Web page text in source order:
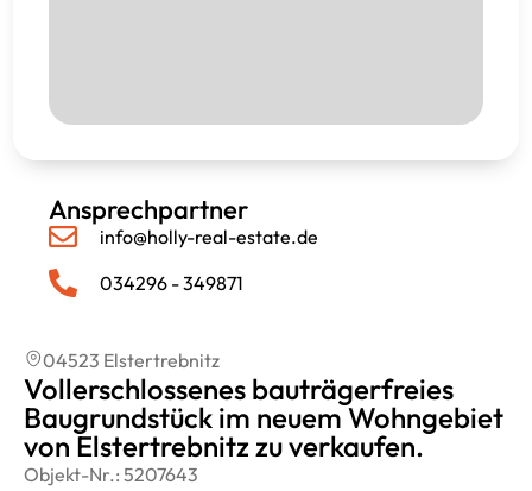
Ansprechpartner
info@holly-real-estate.de
034296 - 349871
04523 Elstertrebnitz
Vollerschlossenes bauträgerfreies
Baugrundstück im neuem Wohngebiet
von Elstertrebnitz zu verkaufen.
Objekt-Nr.: 5207643